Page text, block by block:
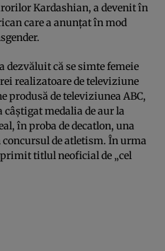
Kardashian, a devenit în
care a anunţat în mod
dezvăluit că se simte femeie
realizatoare de televiziune
produsă de televiziunea ABC,
câştigat medalia de aur la
în proba de decatlon, una
de atletism. În urma
titlul neoficial de „cel